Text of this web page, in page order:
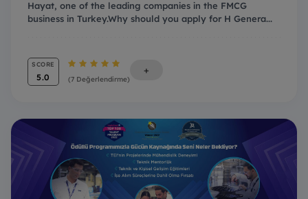
Hayat, one of the leading companies in the FMCG
business in Turkey.Why should you apply for H Genera...
SCORE
5.0 (7 Değerlendirme)
+